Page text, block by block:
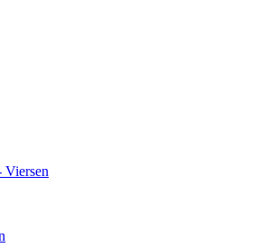
Viersen